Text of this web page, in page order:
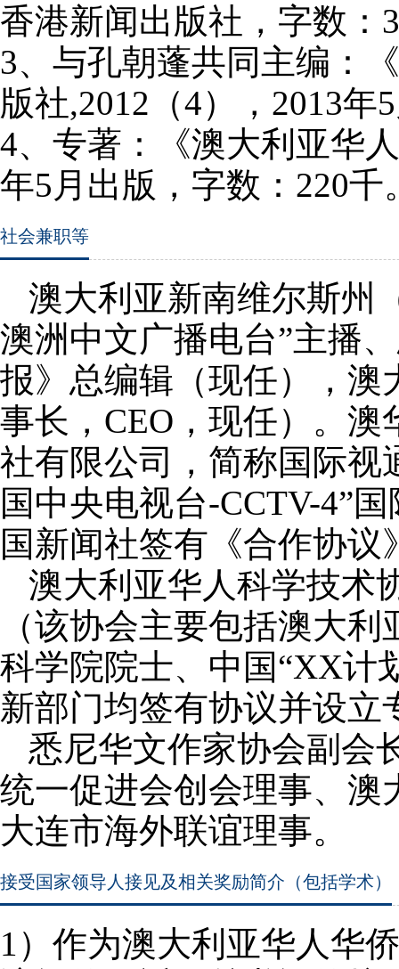
香港新闻出版社，字数：
3、与孔朝蓬共同主编：
版社,2012 （4）， 2013年5
4、专著：《澳大利亚华
年5 月出版，字数： 220千
社会兼职等
澳大利亚新南维尔斯州
澳洲中文广播电台”主播
报》总编辑（现任），澳
事长， CEO ，现任）。
社有限公司，简称国际视
国中央电视台-CCTV-4”
国新闻社签有《合作协
澳大利亚华人科学技术
（该协会主要包括澳大
科学院院士、中国“XX计
新部门均签有协议并设立
悉尼华文作家协会副会
统一促进会创会理事、澳
大连市海外联谊理事。
接受国家领导人接见及相关奖励简介（包括学术）
1 ）作为澳大利亚华人华